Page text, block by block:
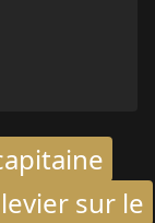
sur le